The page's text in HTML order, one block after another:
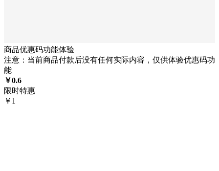
商品优惠码功能体验
注意：当前商品付款后没有任何实际内容，仅供体验优惠码功
能
￥0.6
限时特惠
￥ 1